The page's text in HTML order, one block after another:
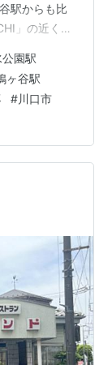
駅からも比
」の近くに
こ
考えてお
が「ピエー
公園駅
ヶ谷駅
#川口市